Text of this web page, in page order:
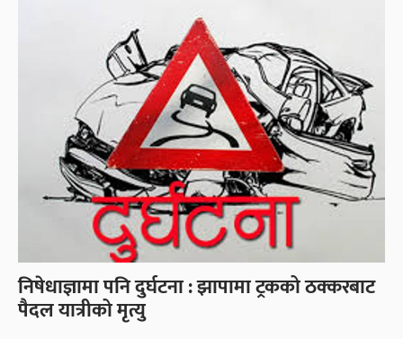
निषेधाज्ञामा पनि दुर्घटना : झापामा ट्रकको ठक्करबाट
पैदल यात्रीको मृत्यु